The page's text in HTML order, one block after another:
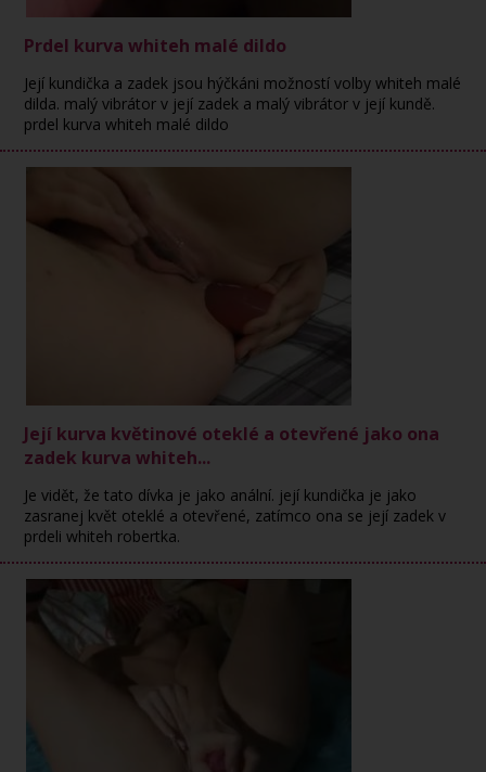
Prdel kurva whiteh malé dildo
Její kundička a zadek jsou hýčkáni možností volby whiteh malé
dilda. malý vibrátor v její zadek a malý vibrátor v její kundě.
prdel kurva whiteh malé dildo
Její kurva květinové oteklé a otevřené jako ona
zadek kurva whiteh...
Je vidět, že tato dívka je jako anální. její kundička je jako
zasranej květ oteklé a otevřené, zatímco ona se její zadek v
prdeli whiteh robertka.